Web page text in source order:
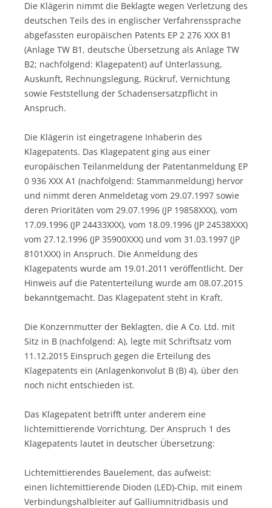
Die Klägerin nimmt die Beklagte wegen Verletzung des
deutschen Teils des in englischer Verfahrenssprache
abgefassten europäischen Patents EP 2 276 XXX B1
(Anlage TW B1, deutsche Übersetzung als Anlage TW
B2; nachfolgend: Klagepatent) auf Unterlassung,
Auskunft, Rechnungslegung, Rückruf, Vernichtung
sowie Feststellung der Schadensersatzpflicht in
Anspruch.
Die Klägerin ist eingetragene Inhaberin des
Klagepatents. Das Klagepatent ging aus einer
europäischen Teilanmeldung der Patentanmeldung EP
0 936 XXX A1 (nachfolgend: Stammanmeldung) hervor
und nimmt deren Anmeldetag vom 29.07.1997 sowie
deren Prioritäten vom 29.07.1996 (JP 19858XXX), vom
17.09.1996 (JP 24433XXX), vom 18.09.1996 (JP 24538XXX)
vom 27.12.1996 (JP 35900XXX) und vom 31.03.1997 (JP
8101XXX) in Anspruch. Die Anmeldung des
Klagepatents wurde am 19.01.2011 veröffentlicht. Der
Hinweis auf die Patenterteilung wurde am 08.07.2015
bekanntgemacht. Das Klagepatent steht in Kraft.
Die Konzernmutter der Beklagten, die A Co. Ltd. mit
Sitz in B (nachfolgend: A), legte mit Schriftsatz vom
11.12.2015 Einspruch gegen die Erteilung des
Klagepatents ein (Anlagenkonvolut B (B) 4), über den
noch nicht entschieden ist.
Das Klagepatent betrifft unter anderem eine
lichtemittierende Vorrichtung. Der Anspruch 1 des
Klagepatents lautet in deutscher Übersetzung:
Lichtemittierendes Bauelement, das aufweist:
einen lichtemittierende Dioden (LED)-Chip, mit einem
Verbindungshalbleiter auf Galliumnitridbasis und